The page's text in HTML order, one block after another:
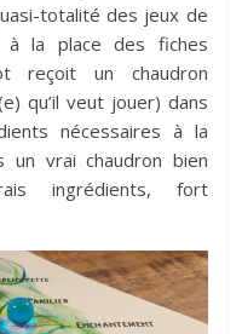
totalité des jeux de
la place des fiches
reçoit un chaudron
qu’il veut jouer) dans
nécessaires à la
vrai chaudron bien
ingrédients, fort